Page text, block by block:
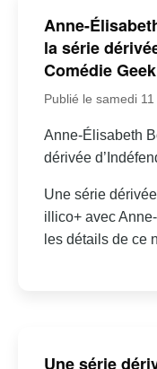
Anne-
la série
Comédie Geek
Publié le samedi
Anne-Élisabeth
dérivée
Une série
illico+ avec
les détails de ce
Une série